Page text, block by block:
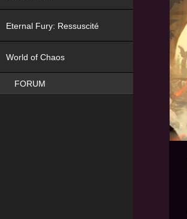
Eternal Fury: Ressuscité
World of Chaos
FORUM